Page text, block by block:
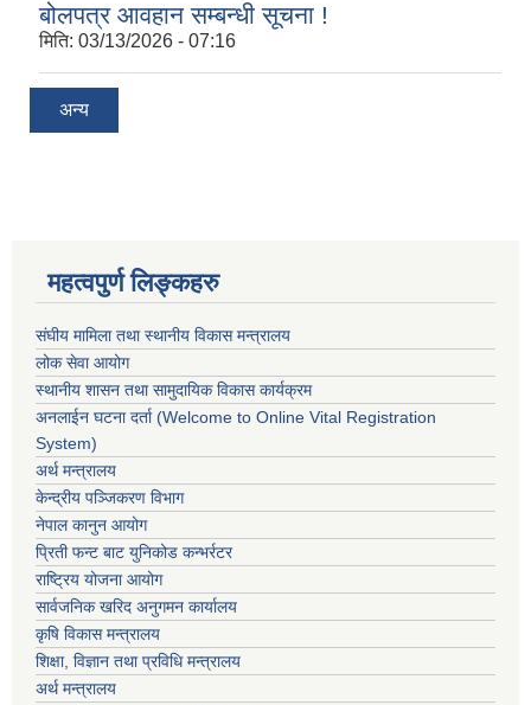
बोलपत्र आवहान सम्बन्धी सूचना !
मिति: 03/13/2026 - 07:16
अन्य
महत्वपुर्ण लिङ्कहरु
संघीय मामिला तथा स्थानीय विकास मन्त्रालय
लोक सेवा आयोग
स्थानीय शासन तथा सामुदायिक विकास कार्यक्रम
अनलाईन घटना दर्ता (Welcome to Online Vital Registration
System)
अर्थ मन्त्रालय
केन्द्रीय पञ्जिकरण विभाग
नेपाल कानुन आयोग
प्रिती फन्ट बाट युनिकोड कन्भर्रटर
राष्ट्रिय योजना आयोग
सार्वजनिक खरिद अनुगमन कार्यालय
कृषि विकास मन्त्रालय
शिक्षा, विज्ञान तथा प्रविधि मन्त्रालय
अर्थ मन्त्रालय